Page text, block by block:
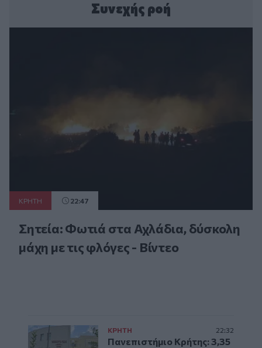
Συνεχής ροή
ΚΡΗΤΗ 22:47
Σητεία: Φωτιά στα Αχλάδια, δύσκολη
μάχη με τις φλόγες - Βίντεο
ΚΡΗΤΗ 22:32
Πανεπιστήμιο Κρήτης: 3,35